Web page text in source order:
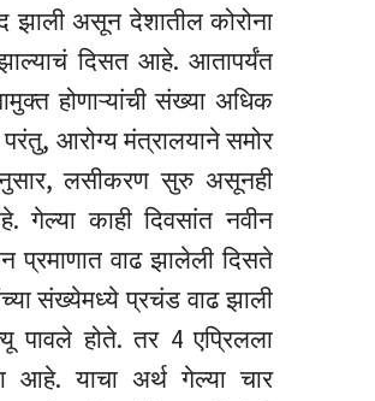
झाली असून देशातील कोरोना
दिसत आहे. आतापर्यंत
होणाऱ्यांची संख्या अधिक
आरोग्य मंत्रालयाने समोर
लसीकरण सुरु असूनही
गेल्या काही दिवसांत नवीन
प्रमाणात वाढ झालेली दिसते
संख्येमध्ये प्रचंड वाढ झाली
पावले होते. तर 4 एप्रिलला
आहे. याचा अर्थ गेल्या चार